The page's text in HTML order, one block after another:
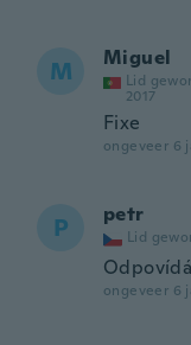
M Miguel
Lid
2017
Fixe
ongeveer 6
P petr
Lid
ongeveer 6